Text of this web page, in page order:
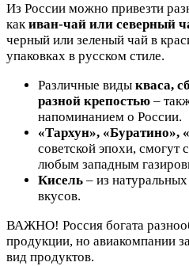
Из России можно привезти
какиван-чай или северный
черный или зеленый чай в
упаковках в русском стиле.
Различные виды кваса,
разной крепостью –
напоминанием о России.
«Тархун», «Буратино»,
советской эпохи, смогут
любым западным
Кисель – из
вкусов.
ВАЖНО! Россия богата
продукции, но авиакомпании
вид продуктов.